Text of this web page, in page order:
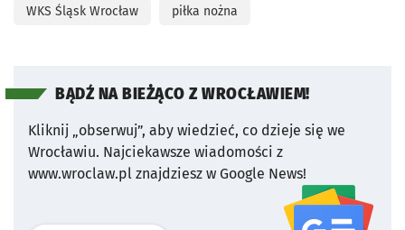
WKS Śląsk Wrocław piłka nożna
BĄDŹ NA BIEŻĄCO Z WROCŁAWIEM!
Kliknij „obserwuj”, aby wiedzieć, co dzieje się we
Wrocławiu. Najciekawsze wiadomości z
www.wroclaw.pl znajdziesz w Google News!